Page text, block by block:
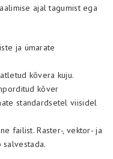
ajal tagumist ega
ja ümarate
kõvera kuju.
kõver
standardsetel viisidel
failist. Raster-, vektor- ja
salvestada.